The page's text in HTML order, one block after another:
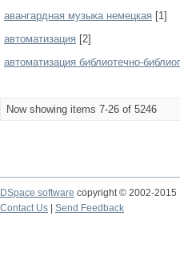
авангардная музыка немецкая [1]
автоматизация [2]
автоматизация библиотечно-
Now showing items 7-26 of 5246
DSpace software copyright © 2002-2015
Contact Us
Send Feedback